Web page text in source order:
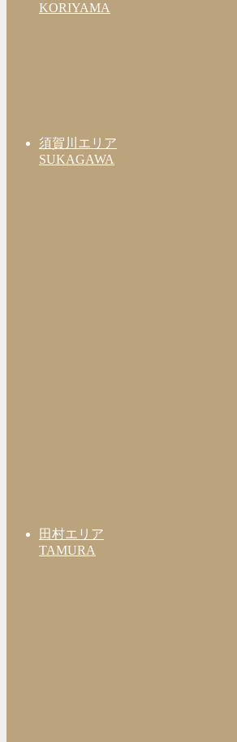
KORIYAMA
須賀川エリア
SUKAGAWA
田村エリア
TAMURA